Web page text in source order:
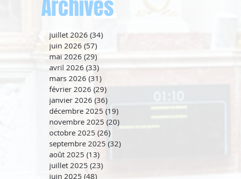
Archives
juillet 2026 (34)
juin 2026 (57)
mai 2026 (29)
avril 2026 (33)
mars 2026 (31)
février 2026 (29)
janvier 2026 (36)
décembre 2025 (19)
novembre 2025 (20)
octobre 2025 (26)
septembre 2025 (32)
août 2025 (13)
juillet 2025 (23)
juin 2025 (48)